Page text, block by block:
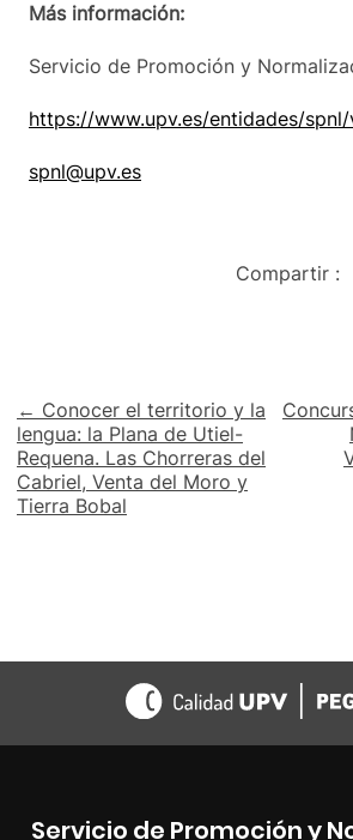
Más información:
Servicio de Promoción y
https://www.upv.es/entidades/
spnl@upv.es
Compartir :
Navegación
de
entradas
← Conocer el territorio y la
lengua: la Plana de Utiel-
Requena. Las Chorreras del
Cabriel, Venta del Moro y
Tierra Bobal
Servicio de Promoción y